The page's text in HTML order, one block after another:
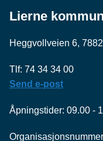
Lierne
Heggvollveien 6,
Tlf: 74 34 34 00
Send e-post
Åpningstider: 09.00 -